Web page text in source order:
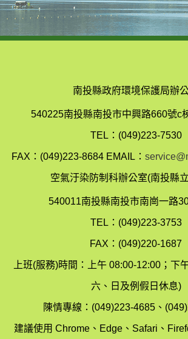
南投縣政府環境保護局辦
540225南投縣南投市中興路660號c
TEL：(049)223-7530
FAX：(049)223-8684 EMAIL：
空氣汙染防制科辦公室(南投縣
540011南投縣南投市南崗一路
TEL：(049)223-3753
FAX：(049)220-1687
上班(服務)時間：上午 08:00-12:00；下
六、日及例假日休息)
陳情專線：(049)223-4685、
建議使用 Chrome、Edge、Safari、